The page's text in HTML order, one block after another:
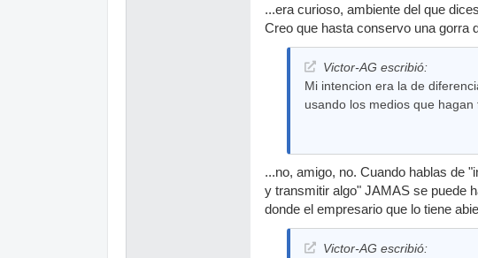
...era curioso, ambiente del que
Creo que hasta conservo una gorra
Victor-AG escribió:
Mi intencion era la de
usando los medios que
...no, amigo, no. Cuando hablas de
y transmitir algo" JAMAS se puede
donde el empresario que lo tiene
Victor-AG escribió: